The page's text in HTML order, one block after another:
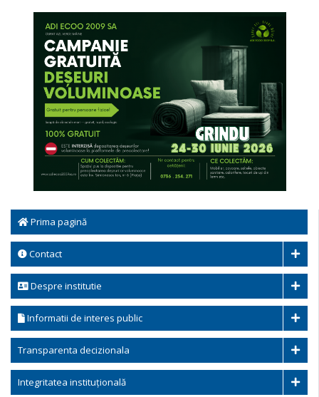
Prima pagină
Contact
Despre institutie
Informatii de interes public
Transparenta decizionala
Integritatea instituțională